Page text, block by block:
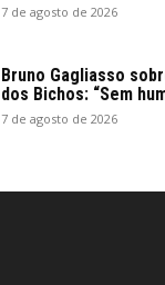
7 de agosto de 2026
Bruno Gagliasso
dos Bichos: “Sem
7 de agosto de 2026